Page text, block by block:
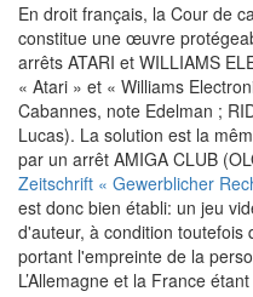
En droit français, la Cour de
constitue une œuvre
arrêts ATARI et WILLIAMS
« Atari » et « Williams
Cabannes, note Edelman ;
Lucas). La solution est la
par un arrêt AMIGA CLUB
Zeitschrift « Gewerblicher
est donc bien établi: un jeu
d'auteur, à condition toutefois
portant l'empreinte de la
L’Allemagne et la France